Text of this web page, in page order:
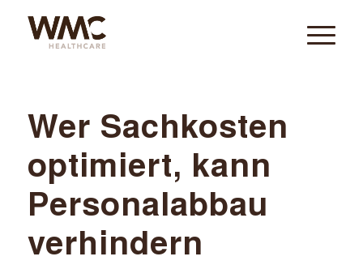
Wer Sachkosten
optimiert, kann
Personalabbau
verhindern